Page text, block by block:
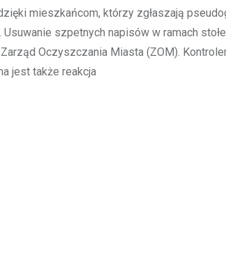
mieszkańcom, którzy zgłaszają
szpetnych napisów w ramach
Oczyszczania Miasta (ZOM).
jest także reakcja